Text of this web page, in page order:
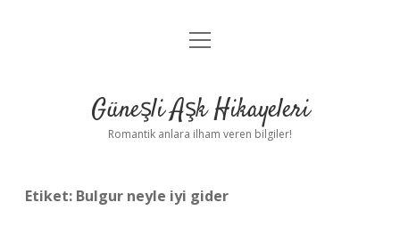
Anasayfa
Yasal Uyarı
menüyü
Güneşli Aşk Hikayeleri
Romantik anlara ilham veren bilgiler!
Etiket: Bulgur neyle iyi gider